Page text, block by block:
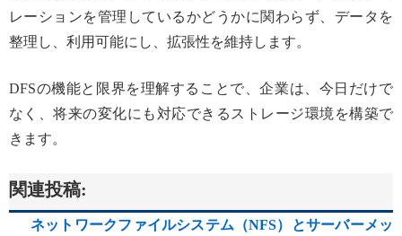
レーションを管理しているかどうかに関わらず、データを
整理し、利用可能にし、拡張性を維持します。
DFSの機能と限界を理解することで、企業は、今日だけで
なく、将来の変化にも対応できるストレージ環境を構築で
きます。
関連投稿:
ネットワークファイルシステム（NFS）とサーバーメッ